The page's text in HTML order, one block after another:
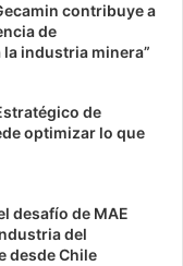
contribuye a
de
industria minera”
de
optimizar lo que
desafío de MAE
del
desde Chile